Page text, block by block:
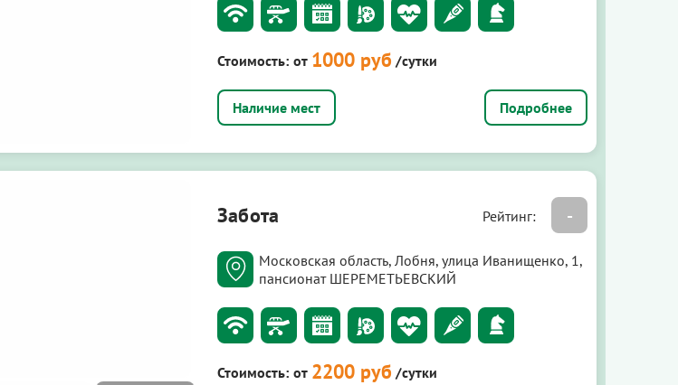
Стоимость: от 1000 руб /сутки
Подробнее
Забота Рейтинг: -
Московская область, Лобня, улица Иванищенко, 1,
пансионат ШЕРЕМЕТЬЕВСКИЙ
Стоимость: от 2200 руб /сутки